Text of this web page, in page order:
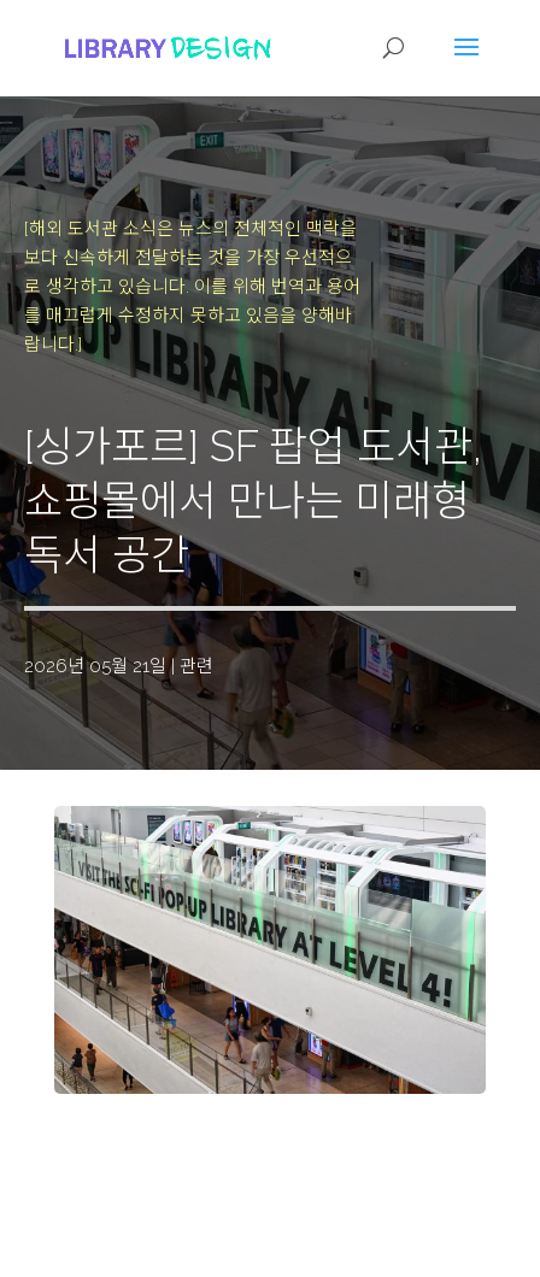
[해외 도서관 소식은 뉴스의 전체적인 맥락을
보다 신속하게 전달하는 것을 가장 우선적으
로 생각하고 있습니다. 이를 위해 번역과 용어
를 매끄럽게 수정하지 못하고 있음을 양해바
랍니다.]
[싱가포르] SF 팝업 도서관,
쇼핑몰에서 만나는 미래형
독서 공간
2026년 05월 21일| 관련